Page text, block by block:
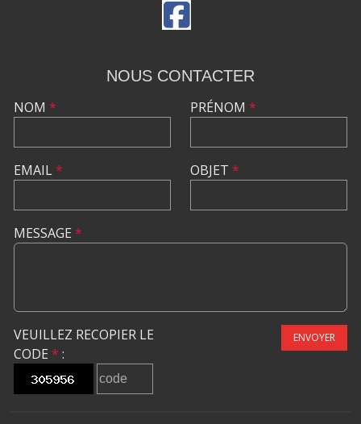
NOUS CONTACTER
NOM *
EMAIL*
PRÉNOM *
OBJET *
MESSAGE *
VEUILLEZ RECOPIER LE
CODE * :
ENVOYER